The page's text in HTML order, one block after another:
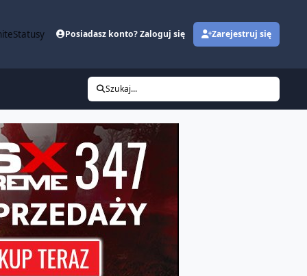
Statusy Posiadasz konto? Zaloguj się Zarejestruj się
Szukaj...